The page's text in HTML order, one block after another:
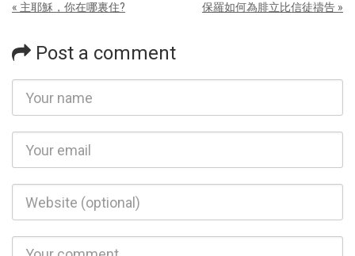
« 主耶穌，你在哪裏住? 保羅如何為腓立比信徒禱告 »
Post a comment